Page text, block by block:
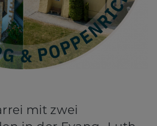
mit zwei